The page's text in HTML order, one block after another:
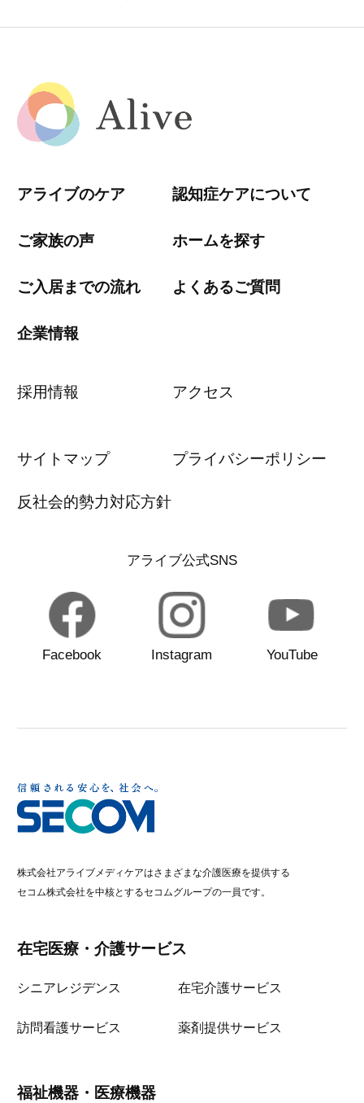
アライブのケア 認知症ケアについて
ご家族の声 ホームを探す
ご入居までの流れ よくあるご質問
企業情報
採用情報 アクセス
サイトマップ プライバシーポリシー
反社会的勢力対応方針
アライブ公式SNS
Facebook Instagram YouTube
株式会社アライブメディケアはさまざまな介護医療を提供する
セコム株式会社を中核とするセコムグループの一員です。
在宅医療・介護サービス
シニアレジデンス 在宅介護サービス
訪問看護サービス 薬剤提供サービス
福祉機器・医療機器